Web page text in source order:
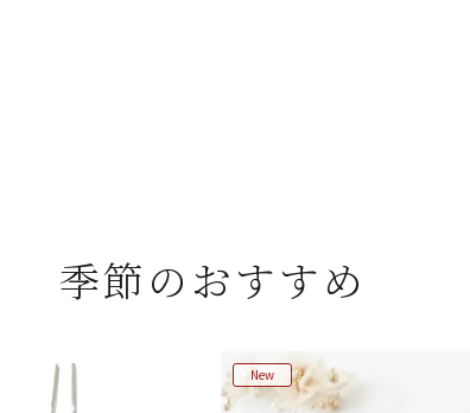
季節のおすすめ
New